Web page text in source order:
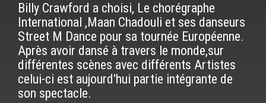
Billy Crawford a choisi, Le chorégraphe
International , Maan Chadouli et ses danseurs
Street M Dance pour sa tournée Européenne.
Après avoir dansé à travers le monde,sur
différentes scènes avec différents Artistes
celui-ci est aujourd'hui partie intégrante de
son spectacle.